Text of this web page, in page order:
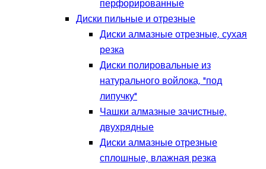
перфорированные
Диски пильные и отрезные
Диски алмазные отрезные, сухая
резка
Диски полировальные из
натурального войлока, "под
липучку"
Чашки алмазные зачистные,
двухрядные
Диски алмазные отрезные
сплошные, влажная резка